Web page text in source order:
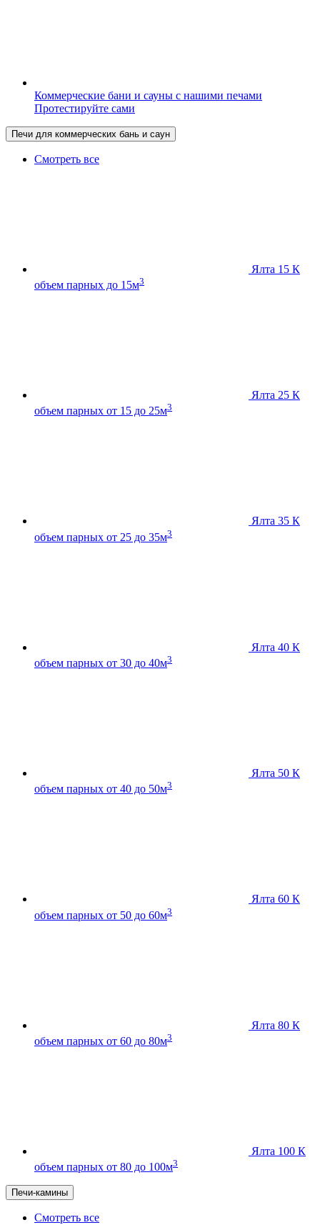
Коммерческие бани и сауны с нашими печами
Протестируйте сами
Печи для коммерческих бань и саун
Смотреть все
Ялта 15 К
объем парных до 15м3
Ялта 25 К
объем парных от 15 до 25м3
Ялта 35 К
объем парных от 25 до 35м3
Ялта 40 К
объем парных от 30 до 40м3
Ялта 50 К
объем парных от 40 до 50м3
Ялта 60 К
объем парных от 50 до 60м3
Ялта 80 К
объем парных от 60 до 80м3
Ялта 100 К
объем парных от 80 до 100м3
Печи-камины
Смотреть все